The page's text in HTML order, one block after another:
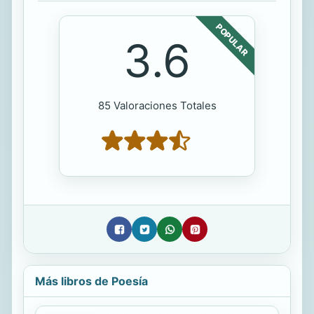
POPULAR
3.6
85 Valoraciones Totales
Más libros de Poesía